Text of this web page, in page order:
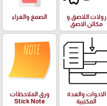
رولات اللاصق و
مكائن الاصق
الصمغ والغراء
الادوات والعدة
المكتبية
ورق الملاحظات
Stick Note